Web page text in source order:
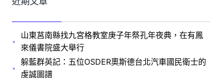
山東莒南縣找九宮格教室庚子年祭孔年夜典，在有鳳
來儀書院盛大舉行
躲藍群英記：五位OSDER奧斯德台北汽車國民衛士的
虔誠圖譜